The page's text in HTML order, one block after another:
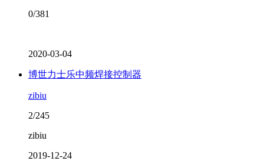
0/381
2020-03-04
博世力士乐中频焊接控制器
zibiu
2/245
zibiu
2019-12-24